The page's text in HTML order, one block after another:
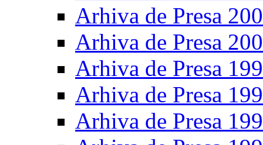
Arhiva de Presa
Arhiva de Presa
Arhiva de Presa
Arhiva de Presa
Arhiva de Presa